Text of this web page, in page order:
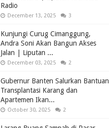
Radio
December 13, 2025 3
Kunjungi Curug Cimanggung,
Andra Soni Akan Bangun Akses
Jalan | Liputan ...
December 03, 2025 2
Gubernur Banten Salurkan Bantuan
Transplantasi Karang dan
Apartemen Ikan...
October 30, 2025 2